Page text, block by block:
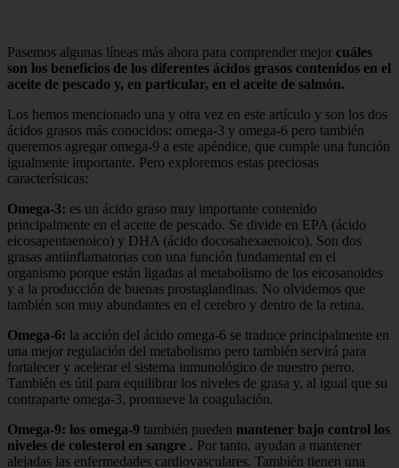
Pasemos algunas líneas más ahora para comprender mejor cuáles
son los beneficios de los diferentes ácidos grasos contenidos en el
aceite de pescado y, en particular, en el aceite de salmón.
Los hemos mencionado una y otra vez en este artículo y son los dos
ácidos grasos más conocidos: omega-3 y omega-6 pero también
queremos agregar omega-9 a este apéndice, que cumple una función
igualmente importante. Pero exploremos estas preciosas
características:
Omega-3: es un ácido graso muy importante contenido
principalmente en el aceite de pescado. Se divide en EPA (ácido
eicosapentaenoico) y DHA (ácido docosahexaenoico). Son dos
grasas antiinflamatorias con una función fundamental en el
organismo porque están ligadas al metabolismo de los eicosanoides
y a la producción de buenas prostaglandinas. No olvidemos que
también son muy abundantes en el cerebro y dentro de la retina.
Omega-6: la acción del ácido omega-6 se traduce principalmente en
una mejor regulación del metabolismo pero también servirá para
fortalecer y acelerar el sistema inmunológico de nuestro perro.
También es útil para equilibrar los niveles de grasa y, al igual que su
contraparte omega-3, promueve la coagulación.
Omega-9: los omega-9 también pueden mantener bajo control los
niveles de colesterol en sangre . Por tanto, ayudan a mantener
alejadas las enfermedades cardiovasculares. También tienen una